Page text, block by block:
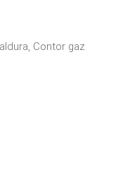
Contor gaz